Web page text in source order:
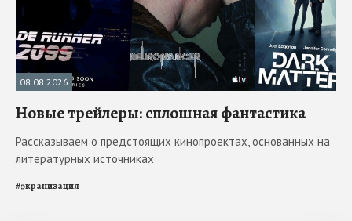
08.08.2026
Новые трейлеры: сплошная фантастика
Рассказываем о предстоящих кинопроектах, основанных на
литературных источниках
#экранизация